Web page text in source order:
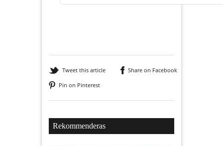
Tweet this article
Share on Facebook
Pin on Pinterest
Rekommenderas